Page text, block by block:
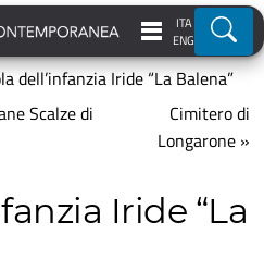
ITA
ENG
dell’infanzia Iride “La Balena”
Scalze di
Cimitero di
Longarone »
Iride “La